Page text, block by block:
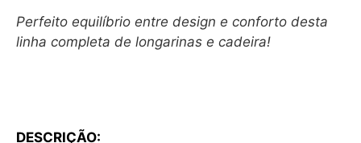
Perfeito equilíbrio entre design e conforto desta
linha completa de longarinas e cadeira!
DESCRIÇÃO: